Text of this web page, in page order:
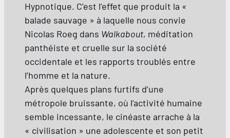
Hypnotique. C’est l’effet que produit la «
balade sauvage » à laquelle nous convie
Nicolas Roeg dans Walkabout, méditation
panthéiste et cruelle sur la société
occidentale et les rapports troublés entre
l’homme et la nature.
Après quelques plans furtifs d’une
métropole bruissante, où l’activité humaine
semble incessante, le cinéaste arrache à la
« civilisation » une adolescente et son petit